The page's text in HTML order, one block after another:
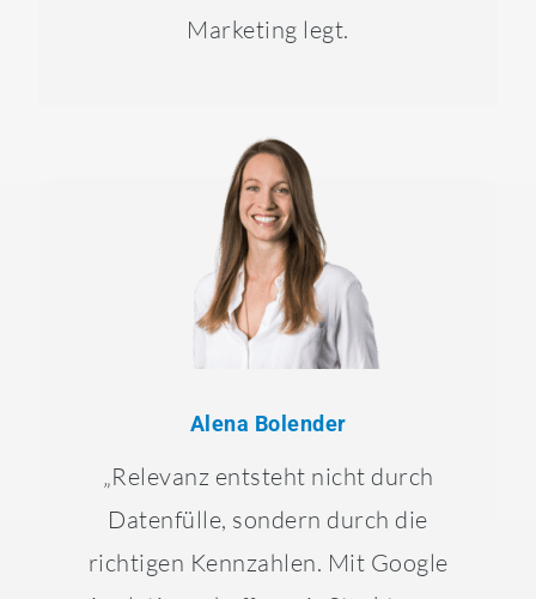
Marketing legt.
Alena Bolender
„Relevanz entsteht nicht durch
Datenfülle, sondern durch die
richtigen Kennzahlen. Mit Google